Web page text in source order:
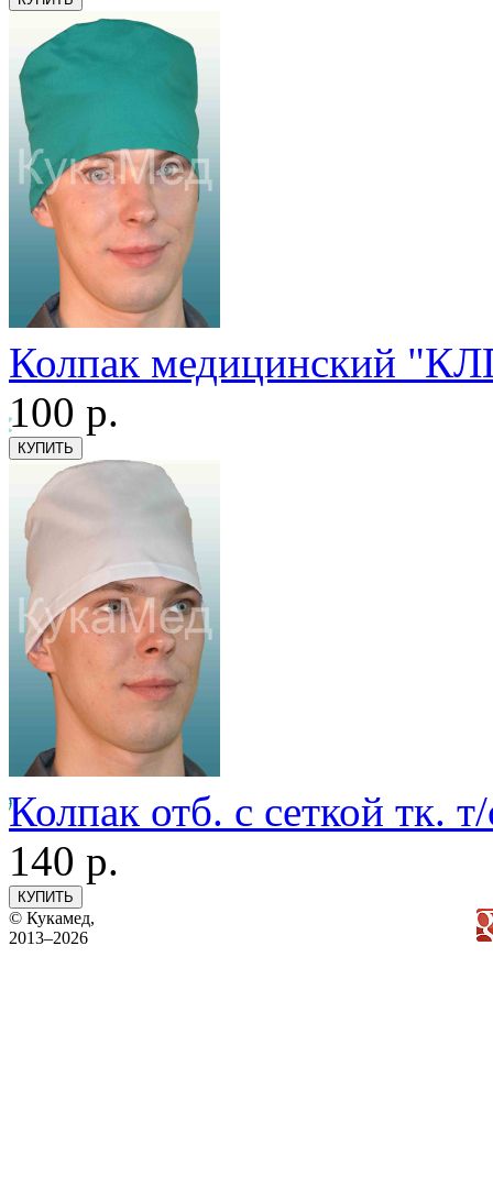
Колпак медицинский
100 р.
Колпак отб. с сеткой тк.
140 р.
© Кукамед,
2013–2026